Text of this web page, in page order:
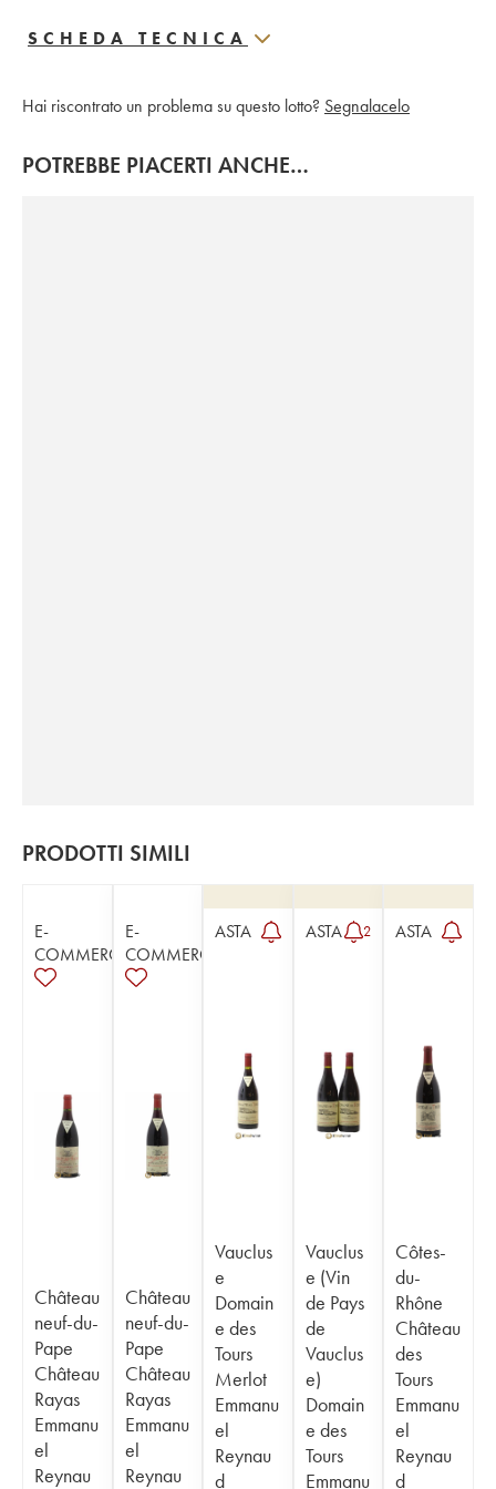
SCHEDA TECNICA
Hai riscontrato un problema su questo lotto? Segnalacelo
POTREBBE PIACERTI ANCHE…
PRODOTTI SIMILI
E-
COMMERCE
Château
neuf-du-
Pape
Château
Rayas
Emmanu
el
Reynau
E-
COMMERCE
Château
neuf-du-
Pape
Château
Rayas
Emmanu
el
Reynau
ASTA
Vauclus
e
Domain
e des
Tours
Merlot
Emmanu
el
Reynau
d
ASTA 2
Vauclus
e (Vin
de Pays
de
Vauclus
e)
Domain
e des
Tours
Emmanu
ASTA
Côtes-
du-
Rhône
Château
des
Tours
Emmanu
el
Reynau
d